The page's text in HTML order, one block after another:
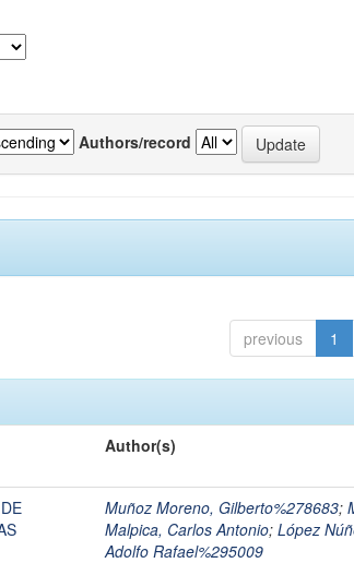
Authors/record
previous 1
Author(s)
Muñoz Moreno, Gilberto%278683;
Malpica, Carlos Antonio; López
Adolfo Rafael%295009